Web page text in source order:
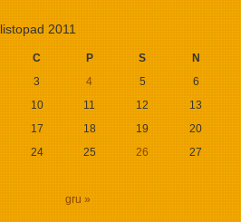
listopad 2011
C P S N
gru »
3 4 5
6
10 11 12
13
17 18 19
20
24 25 26
27